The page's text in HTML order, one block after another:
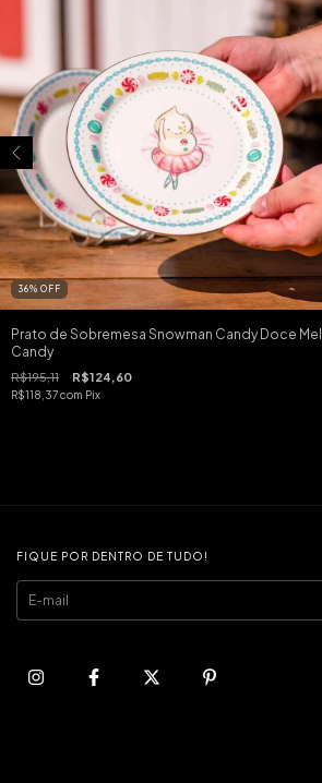
36% OFF
Prato de Sobremesa Snowman Candy Doce Mel
Candy
R$195,11 R$124,60
R$118,37com Pix
FIQUE POR DENTRO DE TUDO!